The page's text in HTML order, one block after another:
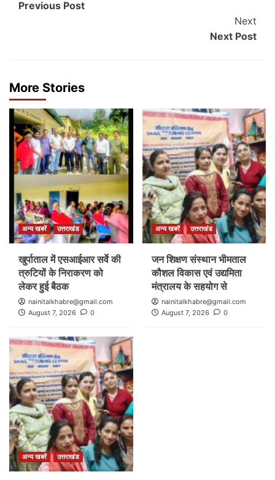
Navigation
Previous Post
Next
Next Post
More Stories
अन्य खबरें उत्तराखंड
खुर्पाताल में एसआईआर सर्वे की
त्रुटियों के निराकरण को
लेकर हुई बैठक
nainitalkhabre@gmail.com
August 7, 2026
0
अन्य खबरें उत्तराखंड
जन शिक्षण संस्थान भीमताल
कौशल विकास एवं उद्यमिता
मंत्रालय के सहयोग से
nainitalkhabre@gmail.com
August 7, 2026
0
अन्य खबरें उत्तराखंड